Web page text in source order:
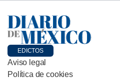
EDICTOS
Aviso legal
Política de cookies